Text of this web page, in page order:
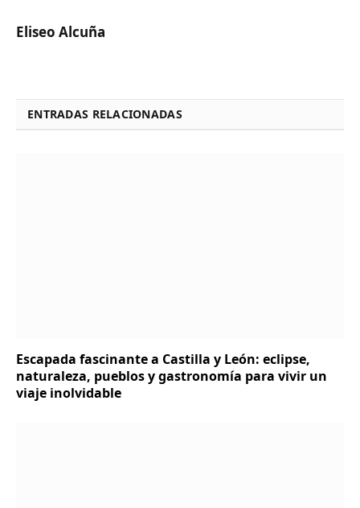
Eliseo Alcuña
ENTRADAS RELACIONADAS
Escapada fascinante a Castilla y León: eclipse,
naturaleza, pueblos y gastronomía para vivir un
viaje inolvidable